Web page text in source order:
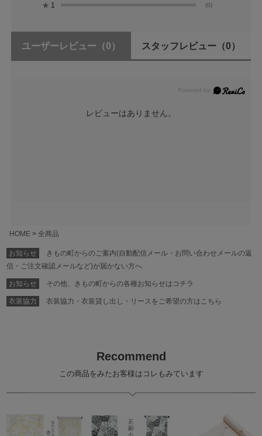
★ 1 (0)
ユーザーレビュー （0） スタッフレビュー （0）
レビューはありません。
HOME 全商品
お知らせ
きもの町からのご案内(自動配信メール・お問い合わせメールの返
信・ご注文確認メールなど)が届かない方へ
お知らせ その他、きもの町からの各種お知らせはコチラ
衣装協力 衣装協力・衣装貸し出し・リースをご希望の方はこちら
Recommend
この商品をみたお客様はコレもみています